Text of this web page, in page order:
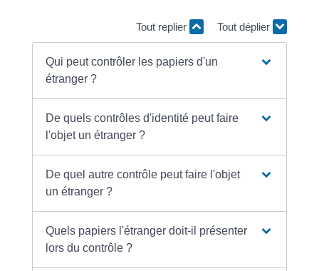
Tout replier Tout déplier
Qui peut contrôler les papiers d'un
étranger ?
De quels contrôles d'identité peut faire
l'objet un étranger ?
De quel autre contrôle peut faire l'objet
un étranger ?
Quels papiers l'étranger doit-il présenter
lors du contrôle ?